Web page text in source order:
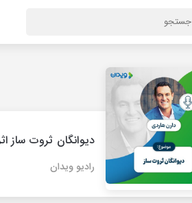
دیوانگان ثروت ساز
رادیو ویدان